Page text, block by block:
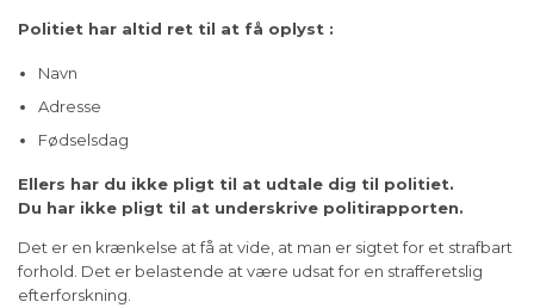
Politiet har altid ret til at få oplyst :
Navn
Adresse
Fødselsdag
Ellers har du ikke pligt til at udtale dig til politiet.
Du har ikke pligt til at underskrive politirapporten.
Det er en krænkelse at få at vide, at man er sigtet for et strafbart
forhold. Det er belastende at være udsat for en strafferetslig
efterforskning.